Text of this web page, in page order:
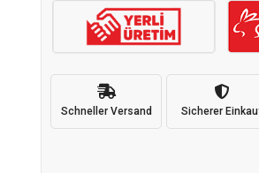
Schneller Versand Sicherer